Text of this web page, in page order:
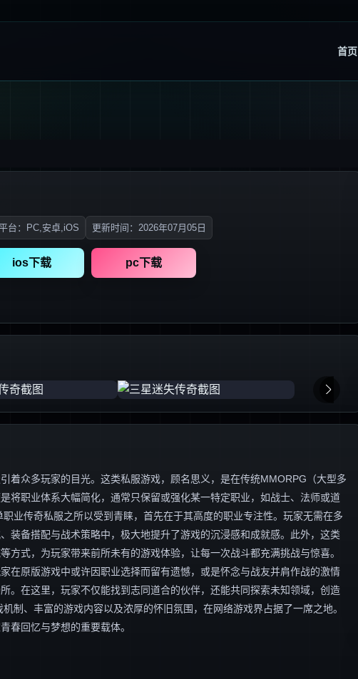
首页
台：PC,安卓,iOS 更新时间：2026年07月05日
ios下载 pc下载
着众多玩家的目光。这类私服游戏，顾名思义，是在传统MMORPG（大型多
将职业体系大幅简化，通常只保留或强化某一特定职业，如战士、法师或道
业传奇私服之所以受到青睐，首先在于其高度的职业专注性。玩家无需在多
装备搭配与战术策略中，极大地提升了游戏的沉浸感和成就感。此外，这类
式，为玩家带来前所未有的游戏体验，让每一次战斗都充满挑战与惊喜。
在原版游戏中或许因职业选择而留有遗憾，或是怀念与战友并肩作战的激情
。在这里，玩家不仅能找到志同道合的伙伴，还能共同探索未知领域，创造
制、丰富的游戏内容以及浓厚的怀旧氛围，在网络游戏界占据了一席之地。
春回忆与梦想的重要载体。